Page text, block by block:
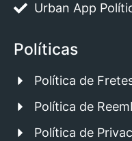
Urban App
Políticas
Política de
Política de
Política de